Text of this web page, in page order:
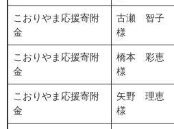
こおりやま応援寄附
金
古瀬 智子
様
こおりやま応援寄附
金
橋本 彩恵
様
こおりやま応援寄附
金
矢野 理恵
様